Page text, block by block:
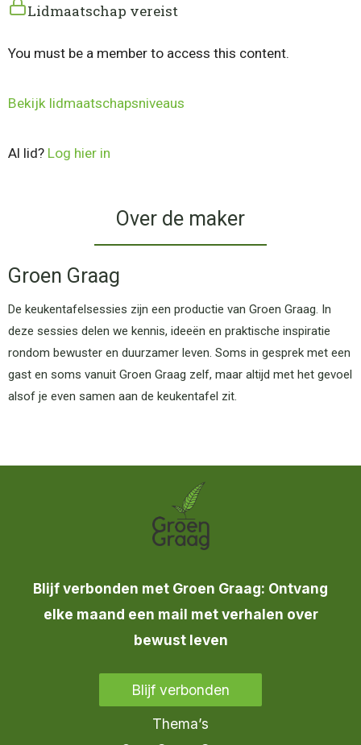
Lidmaatschap vereist
You must be a member to access this content.
Bekijk lidmaatschapsniveaus
Al lid? Log hier in
Over de maker
Groen Graag
De keukentafelsessies zijn een productie van Groen Graag. In
deze sessies delen we kennis, ideeën en praktische inspiratie
rondom bewuster en duurzamer leven. Soms in gesprek met een
gast en soms vanuit Groen Graag zelf, maar altijd met het gevoel
alsof je even samen aan de keukentafel zit.
Blijf verbonden met Groen Graag: Ontvang
elke maand een mail met verhalen over
bewust leven
Blijf verbonden
Thema’s